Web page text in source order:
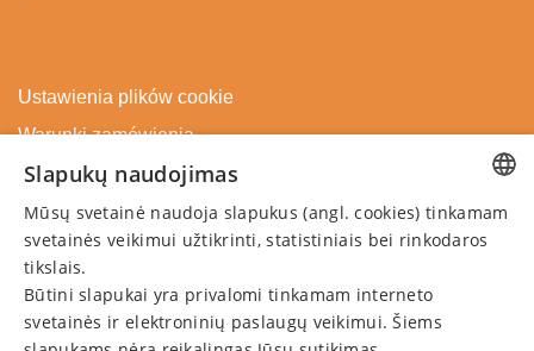
Ustawienia plików cookie
Warunki zamówienia
Polityka prywatności
Przedłużyć bon
prezentowy
Anuluj rezerwację
SKONTAKTUJ SIĘ Z NAMI
LITHUANIAN
ENGLISH
Slapukų naudojimas
Mūsų svetainė naudoja slapukus (angl. cookies) tinkamam
svetainės veikimui užtikrinti, statistiniais bei rinkodaros
tikslais.
Būtini slapukai yra privalomi tinkamam interneto
svetainės ir elektroninių paslaugų veikimui. Šiems